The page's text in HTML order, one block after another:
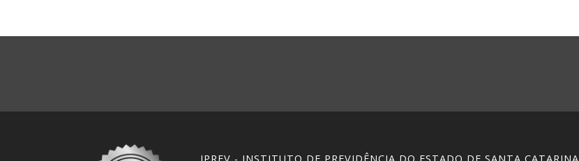
IPREV - INSTITUTO DE PREVIDÊNCIA DO ESTADO DE SANTA CATARINA